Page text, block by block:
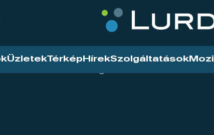
ÜzletekTérkép HírekSzolgáltatások Mozi